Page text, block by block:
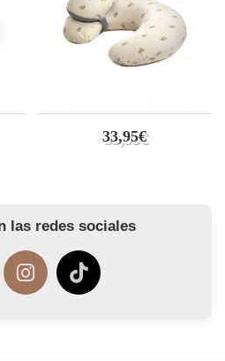
33,95€
las redes sociales